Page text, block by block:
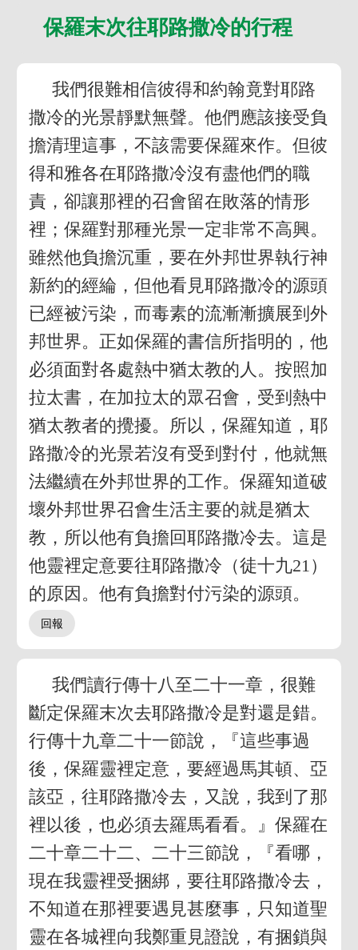
保羅末次往耶路撒冷的行程
我們很難相信彼得和約翰竟對耶路
撒冷的光景靜默無聲。他們應該接受負
擔清理這事，不該需要保羅來作。但彼
得和雅各在耶路撒冷沒有盡他們的職
責，卻讓那裡的召會留在敗落的情形
裡；保羅對那種光景一定非常不高興。
雖然他負擔沉重，要在外邦世界執行神
新約的經綸，但他看見耶路撒冷的源頭
已經被污染，而毒素的流漸漸擴展到外
邦世界。正如保羅的書信所指明的，他
必須面對各處熱中猶太教的人。按照加
拉太書，在加拉太的眾召會，受到熱中
猶太教者的攪擾。所以，保羅知道，耶
路撒冷的光景若沒有受到對付，他就無
法繼續在外邦世界的工作。保羅知道破
壞外邦世界召會生活主要的就是猶太
教，所以他有負擔回耶路撒冷去。這是
他靈裡定意要往耶路撒冷（徒十九21）
的原因。他有負擔對付污染的源頭。
我們讀行傳十八至二十一章，很難
斷定保羅末次去耶路撒冷是對還是錯。
行傳十九章二十一節說，『這些事過
後，保羅靈裡定意，要經過馬其頓、亞
該亞，往耶路撒冷去，又說，我到了那
裡以後，也必須去羅馬看看。』保羅在
二十章二十二、二十三節說，『看哪，
現在我靈裡受捆綁，要往耶路撒冷去，
不知道在那裡要遇見甚麼事，只知道聖
靈在各城裡向我鄭重見證說，有捆鎖與